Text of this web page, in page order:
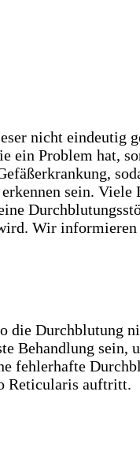
nicht eindeutig
ein Problem hat,
sein. Viele
Wir informieren
die Durchblutung
sein,
fehlerhafte
Reticularis auftritt.